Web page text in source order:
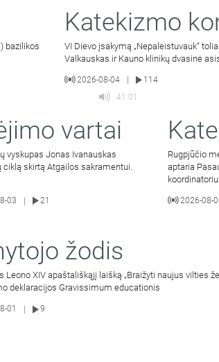
bazilikos
Katekizmo
VI Dievo įsakymą „Nepaleistuvauk“
Valkauskas ir Kauno klinikų dvasinė
2026-08-04
114
41:01
vartai
vyskupas Jonas Ivanauskas
ciklą skirtą Atgailos sakramentui.
03 | 21
Rugpjūčio
aptaria
2026-08-
žodis
Leono XIV apaštališkąjį laišką „Braižyti naujus vilties
deklaracijos Gravissimum educationis
01 9